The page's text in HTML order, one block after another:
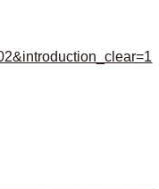
r=1